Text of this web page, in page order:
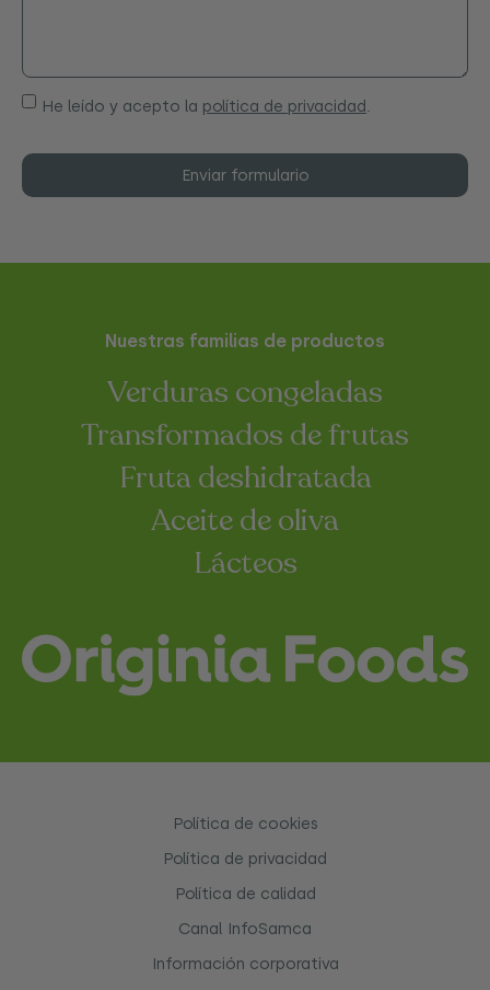
He leído y acepto la política de privacidad
Enviar formulario
Nuestras familias de productos
Verduras congeladas
Transformados de frutas
Fruta deshidratada
Aceite de oliva
Lácteos
Política de cookies
Política de privacidad
Política de calidad
Canal InfoSamca
Información corporativa